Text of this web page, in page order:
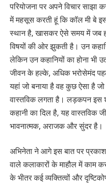
परियोजना पर अपने विचार साझा
में महसूस करती हूं कि कॉल मी बे
स्थान है, खासकर ऐसे समय में जब
विषयों की ओर झुकती है। उन
लेकिन उन कहानियों का होना भी
जीवन के हल्के, अधिक भरोसेमंद
यहां जो बनाया है वह कुछ ऐसा है
वास्तविक लगता है। लड़कपन इस
कहानी का दिल है, यह वास्तविक
भावनात्मक, अराजक और सुंदर है।
अभिनेता ने आगे इस बात पर
वाले कलाकारों के माहौल में काम
के भीतर कई व्यक्तित्वों और